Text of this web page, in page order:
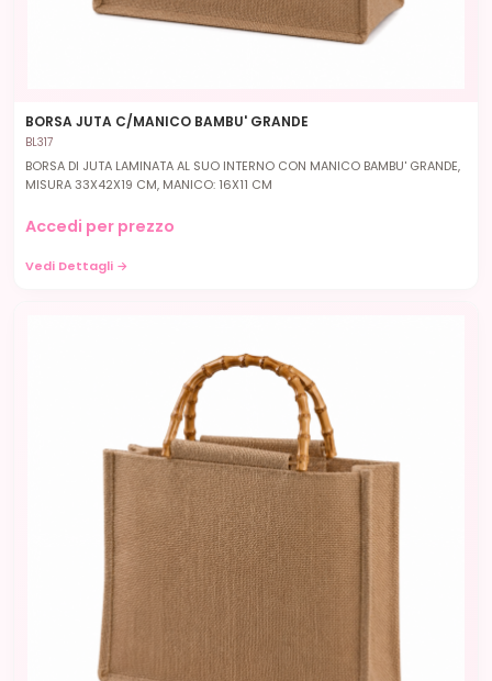
BORSA JUTA C/MANICO BAMBU' GRANDE
BL317
BORSA DI JUTA LAMINATA AL SUO INTERNO CON MANICO BAMBU' GRANDE,
MISURA 33X42X19 CM, MANICO: 16X11 CM
Accedi per prezzo
Vedi Dettagli →